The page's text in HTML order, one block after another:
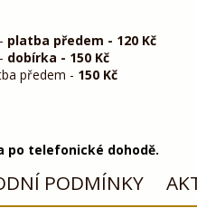
platba předem - 120 Kč
dobírka - 150 Kč
předem - 150 Kč
po telefonické dohodě.
PODMÍNKY